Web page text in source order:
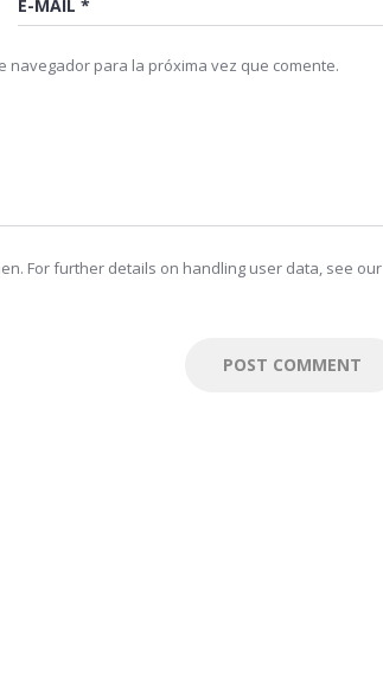
navegador para la próxima vez que comente.
For further details on handling user data, see our